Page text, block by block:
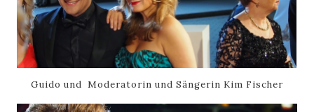
Guido und Moderatorin und Sängerin Kim Fischer